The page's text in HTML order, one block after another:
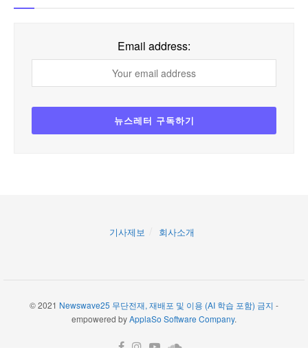
Email address:
기사제보 회사소개
© 2021 Newswave25 무단전재, 재배포 및 이용 (AI 학습 포함) 금지 -
empowered byApplaSo Software Company.